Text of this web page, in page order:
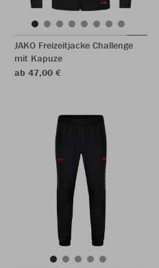
JAKO Freizeitjacke Challenge
mit Kapuze
ab 47,00 €